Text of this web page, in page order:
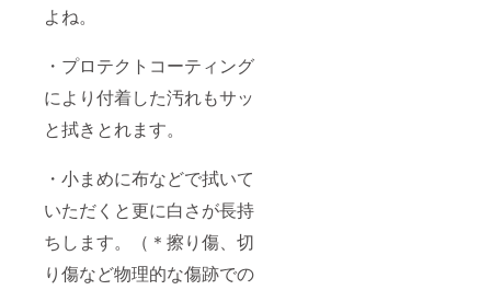
よね。
・プロテクトコーティング
により付着した汚れもサッ
と拭きとれます。
・小まめに布などで拭いて
いただくと更に白さが長持
ちします。（＊擦り傷、切
り傷など物理的な傷跡での